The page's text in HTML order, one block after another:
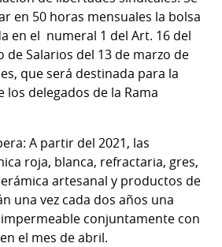
en 50 horas mensuales la bolsa
en el numeral 1 del Art. 16 del
de Salarios del 13 de marzo de
que será destinada para la
los delegados de la Rama
A partir del 2021, las
roja, blanca, refractaria, gres,
artesanal y productos de
una vez cada dos años una
conjuntamente con
el mes de abril.